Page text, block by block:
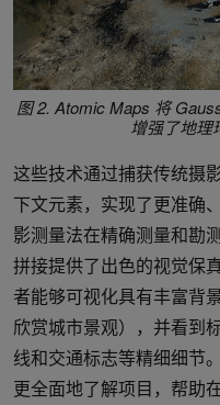
图 2. Atomic Maps 将
增强了地理
这些技术通过捕获传统摄
下文元素，实现了更准确
影测量法在精确测量和勘
拼接提供了出色的视觉保
者能够可视化具有丰富背
欣赏城市景观），并看到
线和交通标志等精细细节
更全面地了解项目，帮助